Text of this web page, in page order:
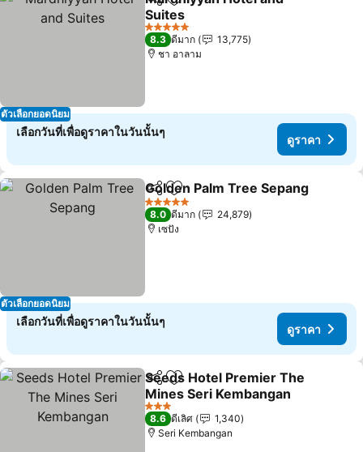
ตัวเลือกยอดนิยม
แชร์ เพิ่มในรายการโปรด
Suites
ดูราคา
5 ดาว
8.3 ดีมาก
13,775
ชา อาลาม
เลือกวันที่เพื่อดูราคาในวันนั้นๆ
ดูราคา
ตัวเลือกยอดนิยม
แชร์ เพิ่มในรายการโปรด
Golden Palm Tree Sepang
5 ดาว
8.0 ดีมาก
24,879
เซปัง
เลือกวันที่เพื่อดูราคาในวันนั้นๆ
ดูราคา
แชร์ เพิ่มในรายการโปรด
Seeds Hotel Premier The
Mines Seri Kembangan
ดูราคา
3 ดาว
8.6 ดีเลิศ
1,340
Seri Kembangan